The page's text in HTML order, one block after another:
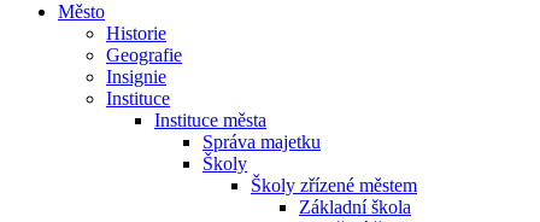
Město
Historie
Geografie
Insignie
Instituce
Instituce města
Správa majetku
Školy
Školy zřízené městem
Základní škola